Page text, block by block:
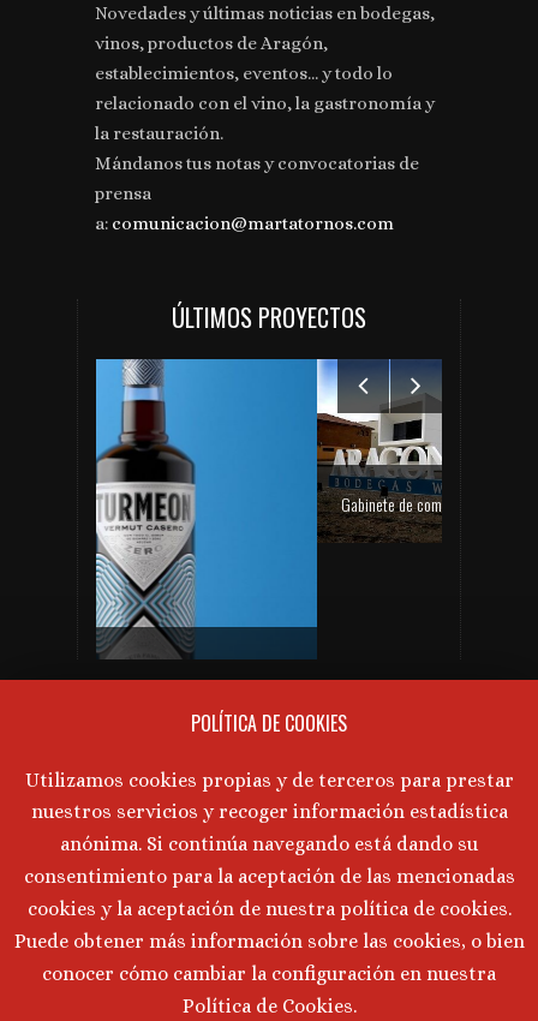
Novedades y últimas noticias en bodegas,
vinos, productos de Aragón,
establecimientos, eventos... y todo lo
relacionado con el vino, la gastronomía y
la restauración.
Mándanos tus notas y convocatorias de
prensa
a: comunicacion@martatornos.com
ÚLTIMOS PROYECTOS
Gabinete de prensa y comunicación Turmeon – Lanzamiento de Turmeon Zero
Gabinete de comunicación y prensa de Bodegas Aragonesas – Nuevo espacio Terroir – Garnacha
PRÓXIMAS CATAS DE VINO
No hay próximos eventos actualmente.
AVISO LEGAL
Política de Privacidad
Política de Cookies
©2026 Marta Tornos · Todos lo derechos reservados ·
Desarrollado porIntermedio 2.0
POLÍTICA DE COOKIES
Utilizamos cookies propias y de terceros para prestar
nuestros servicios y recoger información estadística
anónima. Si continúa navegando está dando su
consentimiento para la aceptación de las mencionadas
cookies y la aceptación de nuestra política de cookies.
Puede obtener más información sobre las cookies, o bien
conocer cómo cambiar la configuración en nuestra
Política de Cookies.